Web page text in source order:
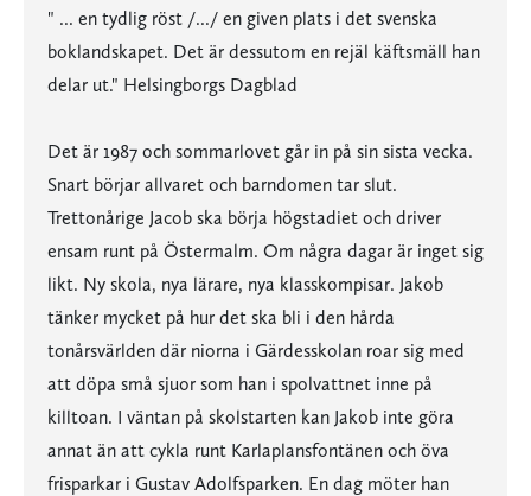
" ... en tydlig röst /.../ en given plats i det svenska
boklandskapet. Det är dessutom en rejäl käftsmäll han
delar ut." Helsingborgs Dagblad
Det är 1987 och sommarlovet går in på sin sista vecka.
Snart börjar allvaret och barndomen tar slut.
Trettonårige Jacob ska börja högstadiet och driver
ensam runt på Östermalm. Om några dagar är inget sig
likt. Ny skola, nya lärare, nya klasskompisar. Jakob
tänker mycket på hur det ska bli i den hårda
tonårsvärlden där niorna i Gärdesskolan roar sig med
att döpa små sjuor som han i spolvattnet inne på
killtoan. I väntan på skolstarten kan Jakob inte göra
annat än att cykla runt Karlaplansfontänen och öva
frisparkar i Gustav Adolfsparken. En dag möter han